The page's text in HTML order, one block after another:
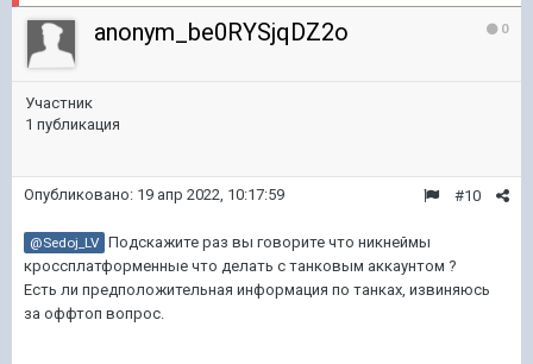
0
anonym_be0RYSjqDZ2o
Участник
1 публикация
#10
Опубликовано: 19 апр 2022, 10:17:59
@Sedoj_LV Подскажите раз вы говорите что никнеймы
кроссплатформенные что делать с танковым аккаунтом ?
Есть ли предположительная информация по танках, извиняюсь
за оффтоп вопрос.